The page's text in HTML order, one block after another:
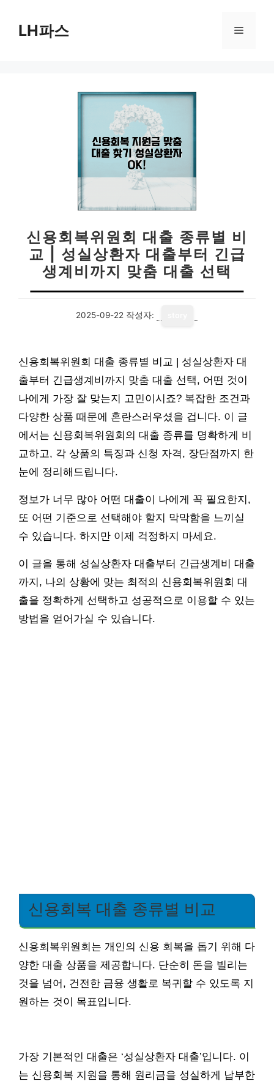
LH파스 메
신용회복위원회 대출 종류별 비
교 | 성실상환자 대출부터 긴급
생계비까지 맞춤 대출 선택
2025-09-22 작성자:
신용회복위원회 대출 종류별 비교 | 성실상환자 대
출부터 긴급생계비까지 맞춤 대출 선택, 어떤 것이
나에게 가장 잘 맞는지 고민이시죠? 복잡한 조건과
다양한 상품 때문에 혼란스러우셨을 겁니다. 이 글
에서는 신용회복위원회의 대출 종류를 명확하게 비
교하고, 각 상품의 특징과 신청 자격, 장단점까지 한
눈에 정리해드립니다.
정보가 너무 많아 어떤 대출이 나에게 꼭 필요한지,
또 어떤 기준으로 선택해야 할지 막막함을 느끼실
수 있습니다. 하지만 이제 걱정하지 마세요.
이 글을 통해 성실상환자 대출부터 긴급생계비 대출
까지, 나의 상황에 맞는 최적의 신용회복위원회 대
출을 정확하게 선택하고 성공적으로 이용할 수 있는
방법을 얻어가실 수 있습니다.
신용회복 대출 종류별 비교
신용회복위원회는 개인의 신용 회복을 돕기 위해 다
양한 대출 상품을 제공합니다. 단순히 돈을 빌리는
것을 넘어, 건전한 금융 생활로 복귀할 수 있도록 지
원하는 것이 목표입니다.
가장 기본적인 대출은 ‘성실상환자 대출’입니다. 이
는 신용회복 지원을 통해 원리금을 성실하게 납부한